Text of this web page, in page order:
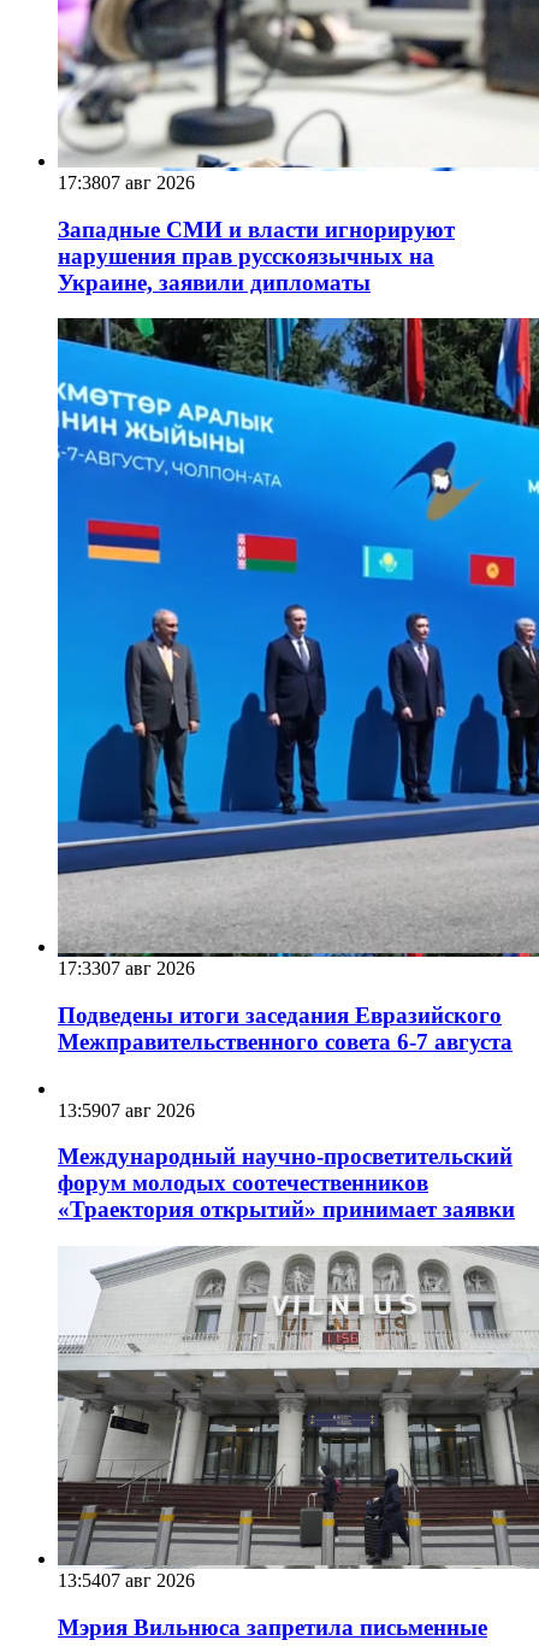
17:3807 авг 2026
Западные СМИ и власти игнорируют
нарушения прав русскоязычных на
Украине, заявили дипломаты
17:3307 авг 2026
Подведены итоги заседания Евразийского
Межправительственного совета 6-7 августа
13:5907 авг 2026
Международный научно-просветительский
форум молодых соотечественников
«Траектория открытий» принимает заявки
13:5407 авг 2026
Мэрия Вильнюса запретила письменные